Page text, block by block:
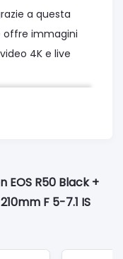
a questa
offre immagini
4K e live
R50 Black +
F 5-7.1 IS